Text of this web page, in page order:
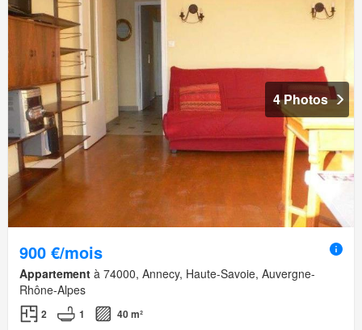
4 Photos
900 €/mois
Appartement à 74000, Annecy, Haute-Savoie, Auvergne-
Rhône-Alpes
2 1 40 m²